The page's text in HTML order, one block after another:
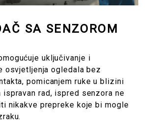
SA SENZOROM
uključivanje i
osvjetljenja ogledala bez
pomicanjem ruke u blizini
ispravan rad, ispred senzora ne
nikakve prepreke koje bi mogle